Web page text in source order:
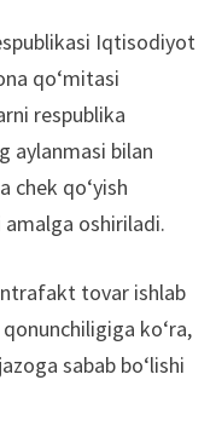
Iqtisodiyot
qo‘mitasi
respublika
aylanmasi bilan
chek qo‘yish
oshiriladi.
tovar ishlab
ko‘ra,
sabab bo‘lishi